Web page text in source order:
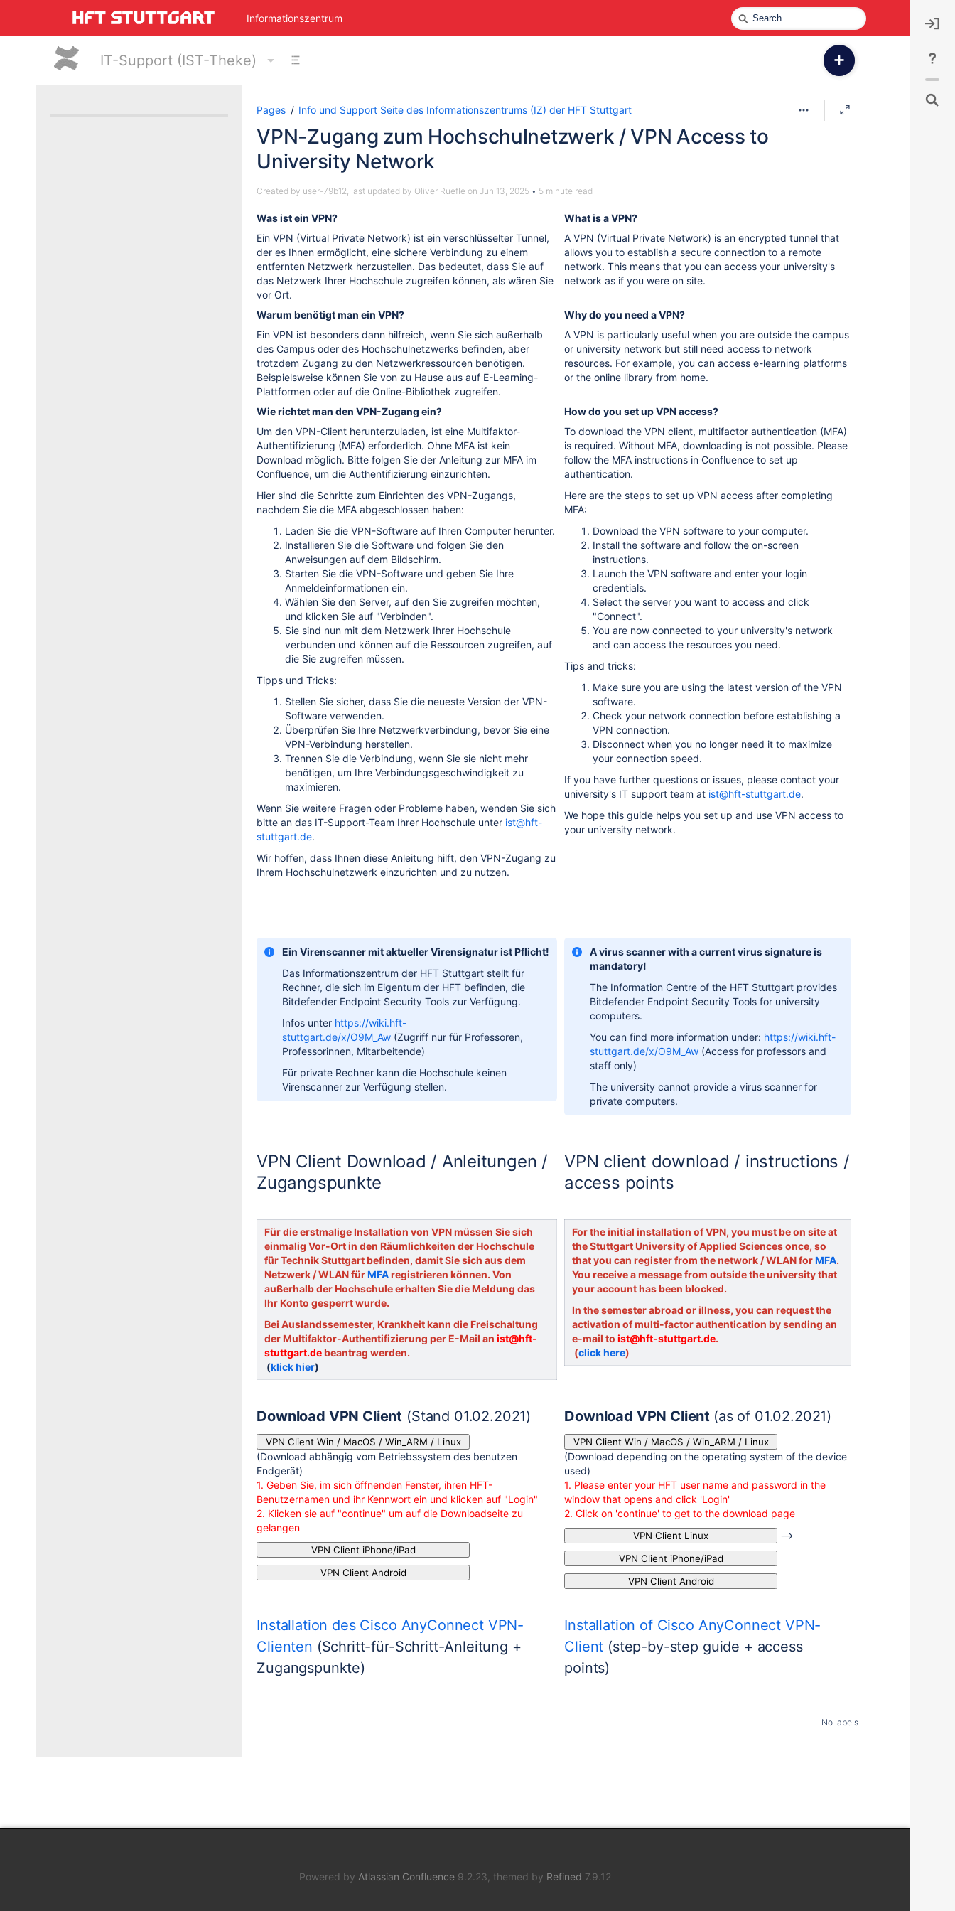
main
assistive.skiplink.to.breadcrumbs
Informationszentrum
Quick
Search
IT-Support (IST-Theke)
Pages Info und Support Seite des Informationszentrums (IZ) der HFT Stuttgart
endstart
VPN-Zugang zum Hochschulnetzwerk / VPN Access to
University Network
Created by user-79b12, last updated by Oliver Ruefle onJun 13, 2025 5 minute read
Was ist ein VPN?
What is a VPN?
Ein VPN (Virtual Private Network) ist ein verschlüsselter Tunnel,
der es Ihnen ermöglicht, eine sichere Verbindung zu einem
entfernten Netzwerk herzustellen. Das bedeutet, dass Sie auf
das Netzwerk Ihrer Hochschule zugreifen können, als wären Sie
vor Ort.
A VPN (Virtual Private Network) is an encrypted tunnel that
allows you to establish a secure connection to a remote
network. This means that you can access your university's
network as if you were on site.
Warum benötigt man ein VPN?
Why do you need a VPN?
Ein VPN ist besonders dann hilfreich, wenn Sie sich außerhalb
des Campus oder des Hochschulnetzwerks befinden, aber
trotzdem Zugang zu den Netzwerkressourcen benötigen.
Beispielsweise können Sie von zu Hause aus auf E-Learning-
Plattformen oder auf die Online-Bibliothek zugreifen.
A VPN is particularly useful when you are outside the campus
or university network but still need access to network
resources. For example, you can access e-learning platforms
or the online library from home.
Wie richtet man den VPN-Zugang ein?
How do you set up VPN access?
Um den VPN-Client herunterzuladen, ist eine Multifaktor-
Authentifizierung (MFA) erforderlich. Ohne MFA ist kein
Download möglich. Bitte folgen Sie der Anleitung zur MFA im
Confluence, um die Authentifizierung einzurichten.
Hier sind die Schritte zum Einrichten des VPN-Zugangs,
nachdem Sie die MFA abgeschlossen haben:
Laden Sie die VPN-Software auf Ihren Computer herunter.
Installieren Sie die Software und folgen Sie den
Anweisungen auf dem Bildschirm.
Starten Sie die VPN-Software und geben Sie Ihre
Anmeldeinformationen ein.
Wählen Sie den Server, auf den Sie zugreifen möchten,
und klicken Sie auf "Verbinden".
Sie sind nun mit dem Netzwerk Ihrer Hochschule
verbunden und können auf die Ressourcen zugreifen, auf
die Sie zugreifen müssen.
Tipps und Tricks:
Stellen Sie sicher, dass Sie die neueste Version der VPN-
Software verwenden.
Überprüfen Sie Ihre Netzwerkverbindung, bevor Sie eine
VPN-Verbindung herstellen.
Trennen Sie die Verbindung, wenn Sie sie nicht mehr
benötigen, um Ihre Verbindungsgeschwindigkeit zu
maximieren.
Wenn Sie weitere Fragen oder Probleme haben, wenden Sie sich
bitte an das IT-Support-Team Ihrer Hochschule unter ist@hft-
stuttgart.de.
Wir hoffen, dass Ihnen diese Anleitung hilft, den VPN-Zugang zu
Ihrem Hochschulnetzwerk einzurichten und zu nutzen.
To download the VPN client, multifactor authentication (MFA)
is required. Without MFA, downloading is not possible. Please
follow the MFA instructions in Confluence to set up
authentication.
Here are the steps to set up VPN access after completing
MFA:
Download the VPN software to your computer.
Install the software and follow the on-screen
instructions.
Launch the VPN software and enter your login
credentials.
Select the server you want to access and click
"Connect".
You are now connected to your university's network
and can access the resources you need.
Tips and tricks:
Make sure you are using the latest version of the VPN
software.
Check your network connection before establishing a
VPN connection.
Disconnect when you no longer need it to maximize
your connection speed.
If you have further questions or issues, please contact your
university's IT support team at ist@hft-stuttgart.de.
We hope this guide helps you set up and use VPN access to
your university network.
Ein Virenscanner mit aktueller Virensignatur ist Pflicht!
Das Informationszentrum der HFT Stuttgart stellt für
Rechner, die sich im Eigentum der HFT befinden, die
Bitdefender Endpoint Security Tools zur Verfügung.
Infos unter https://wiki.hft-
stuttgart.de/x/O9M_Aw (Zugriff nur für Professoren,
Professorinnen, Mitarbeitende)
Für private Rechner kann die Hochschule keinen
Virenscanner zur Verfügung stellen.
A virus scanner with a current virus signature is
mandatory!
The Information Centre of the HFT Stuttgart provides
Bitdefender Endpoint Security Tools for university
computers.
You can find more information under: https://wiki.hft-
stuttgart.de/x/O9M_Aw (Access for professors and
staff only)
The university cannot provide a virus scanner for
private computers.
VPN Client Download / Anleitungen /
Zugangspunkte
VPN client download / instructions /
access points
Für die erstmalige Installation von VPN müssen Sie sich
einmalig Vor-Ort in den Räumlichkeiten der Hochschule
für Technik Stuttgart befinden, damit Sie sich aus dem
Netzwerk / WLAN fürMFAregistrieren können. Von
außerhalb der Hochschule erhalten Sie die Meldung das
Ihr Konto gesperrt wurde.
Bei Auslandssemester, Krankheit kann die Freischaltung
der Multifaktor-Authentifizierung per E-Mail anist@hft-
stuttgart.debeantrag werden.
(klick hier)
For the initial installation of VPN, you must be on site at
the Stuttgart University of Applied Sciences once, so
that you can register from the network / WLAN forMFA.
You receive a message from outside the university that
your account has been blocked.
In the semester abroad or illness, you can request the
activation of multi-factor authentication by sending an
e-mail toist@hft-stuttgart.de.
(click here)
Download VPN Client (Stand 01.02.2021)
VPN Client Win / MacOS / Win_ARM / Linux
(Download abhängig vom Betriebssystem des benutzen
Endgerät)
1. Geben Sie, im sich öffnenden Fenster, ihren HFT-
Benutzernamen und ihr Kennwort ein und klicken auf "Login"
2. Klicken sie auf "continue" um auf die Downloadseite zu
gelangen
VPN Client iPhone/iPad
VPN Client Android
Download VPN Client (as of 01.02.2021)
VPN Client Win / MacOS / Win_ARM / Linux
(Download depending on the operating system of the device
used)
1. Please enter your HFT user name and password in the
window that opens and click 'Login'
2. Click on 'continue' to get to the download page
VPN Client Linux -->
VPN Client iPhone/iPad
VPN Client Android
Installation des Cisco AnyConnect VPN-
Clienten (Schritt-für-Schritt-Anleitung +
Zugangspunkte)
Installation of Cisco AnyConnect VPN-
Client (step-by-step guide + access
points)
No labels
Powered by Atlassian Confluence9.2.23, themed by Refined 7.9.12